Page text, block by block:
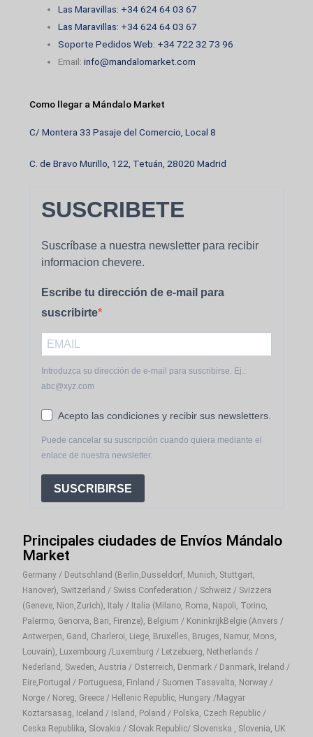
Las Maravillas: +34 624 64 03 67
Las Maravillas: +34 624 64 03 67
Soporte Pedidos Web: +34 722 32 73 96
Email:info@mandalomarket.com
Como llegar a Mándalo Market
C/ Montera 33 Pasaje del Comercio, Local 8
C. de Bravo Murillo, 122, Tetuán, 28020 Madrid
SUSCRIBETE
Suscríbase a nuestra newsletter para recibir
informacion chevere.
Escribe tu dirección de e-mail para
suscribirte
Introduzca su dirección de e-mail para suscribirse. Ej.:
abc@xyz.com
Acepto las condiciones y recibir sus newsletters.
Puede cancelar su suscripción cuando quiera mediante el
enlace de nuestra newsletter.
SUSCRIBIRSE
Principales ciudades de Envíos Mándalo
Market
Germany / Deutschland (Berlin,Dusseldorf, Munich, Stuttgart,
Hanover), Switzerland / Swiss Confederation / Schweiz / Svizzera
(Geneve, Nion,Zurich), Italy / Italia (Milano, Roma, Napoli, Torino,
Palermo, Genorva, Bari, Firenze), Belgium / KoninkrijkBelgie (Anvers /
Antwerpen, Gand, Charleroi, Liege, Bruxelles, Bruges, Namur, Mons,
Louvain), Luxembourg /Luxemburg / Letzebuerg, Netherlands /
Nederland, Sweden, Austria / Osterreich, Denmark / Danmark, Ireland /
Eire,Portugal / Portuguesa, Finland / Suomen Tasavalta, Norway /
Norge / Noreg, Greece / Hellenic Republic, Hungary /Magyar
Koztarsasag, Iceland / Island, Poland / Polska, Czech Republic /
Ceska Republika, Slovakia / Slovak Republic/ Slovenska , Slovenia, UK